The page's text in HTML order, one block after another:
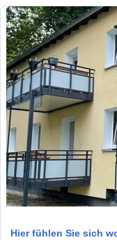
Hier fühlen Sie sich